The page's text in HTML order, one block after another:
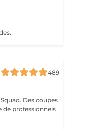
489
Des coupes
de professionnels